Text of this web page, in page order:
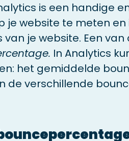
is een handige
je website te meten
je website. Een
In Analytics
het gemiddelde
de verschillende